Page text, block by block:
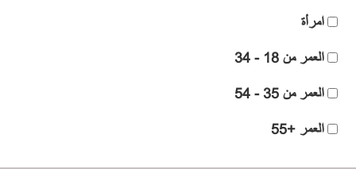
امرأة
العمر من 18 - 34
العمر من 35 - 54
العمر +55